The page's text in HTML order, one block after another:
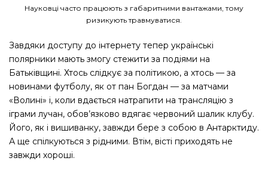
Науковці часто працюють з габаритними вантажами, тому
ризикують травмуватися.
Завдяки доступу до інтернету тепер українські
полярники мають змогу стежити за подіями на
Батьківщині. Хтось слідкує за політикою, а хтось — ​за
новинами футболу, як от пан Богдан — за матчами
«Волині» і, коли вдається натрапити на трансляцію з
іграми лучан, обов’язково вдягає червоний шалик клубу.
Його, як і вишиванку, завжди бере з собою в Антарктиду.
А ще спілкуються з рідними. Втім, вісті приходять не
завжди хороші.